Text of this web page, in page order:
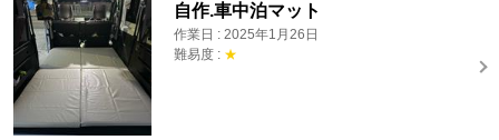
自作.車中泊マット
作業日 : 2025年1月26日
難易度 : ★